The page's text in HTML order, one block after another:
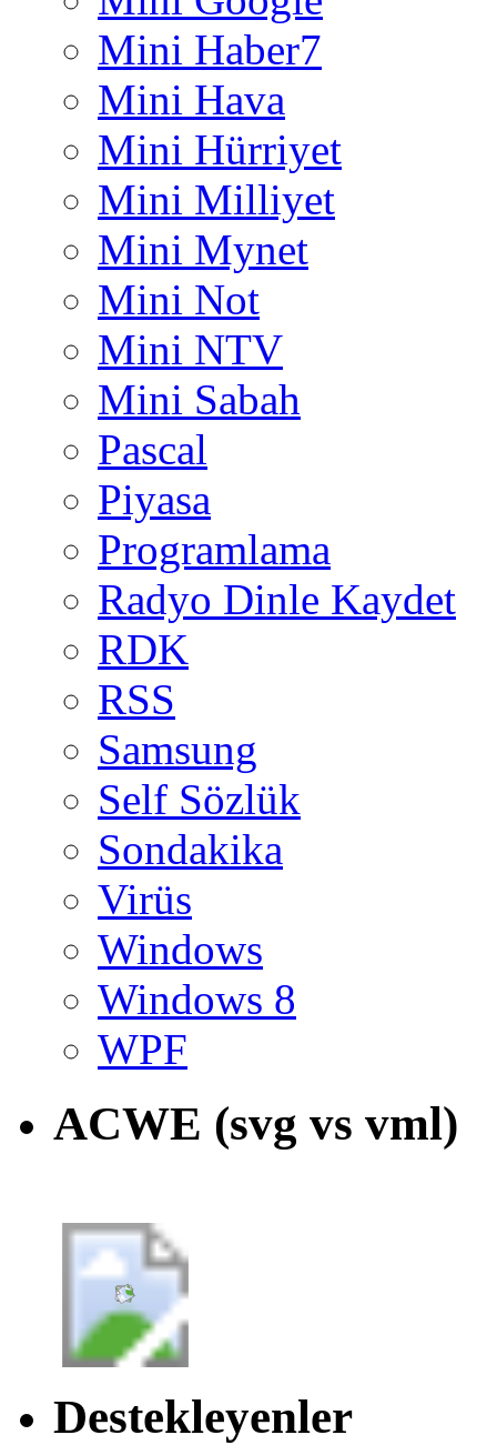
Mini Haber7
Mini Hava
Mini Hürriyet
Mini Milliyet
Mini Mynet
Mini Not
Mini NTV
Mini Sabah
Pascal
Piyasa
Programlama
Radyo Dinle Kaydet
RDK
RSS
Samsung
Self Sözlük
Sondakika
Virüs
Windows
Windows 8
WPF
ACWE (svg vs vml)
Destekleyenler